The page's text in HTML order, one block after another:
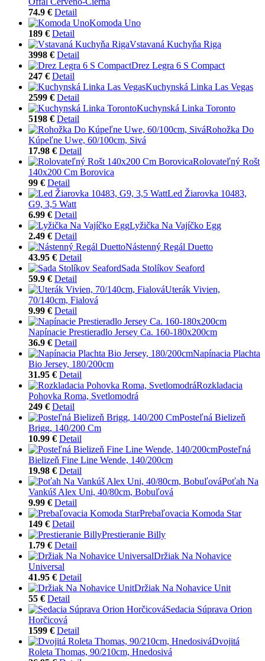
74.9 € Detail
Komoda Uno
189 € Detail
Vstavaná Kuchyňa Riga
3998 € Detail
Drez Legra 6 S Compact
247 € Detail
Kuchynská Linka Las Vegas
2599 € Detail
Kuchynská Linka Toronto
5198 € Detail
Rohožka Do
Kúpeľne Uwe, 60/100cm, Sivá
17.98 € Detail
Rolovateľný Rošt
140x200 Cm Borovica
99 € Detail
Led Žiarovka 10483,
G9, 3,5 Watt
6.99 € Detail
Lyžička Na Vajíčko Egg
2.49 € Detail
Nástenný Regál Duetto
43.95 € Detail
Sada Stolíkov Seaford
59.9 € Detail
Uterák Vivien,
70/140cm, Fialová
9.99 € Detail
Napínacie Prestieradlo Jersey Ca. 160-180x200cm
36.9 € Detail
Napínacia Plachta
Bio Jersey, 180/200cm
31.95 € Detail
Rozkladacia
Pohovka Roma, Svetlomodrá
249 € Detail
Posteľná Bielizeň
Brigg, 140/200 Cm
10.99 € Detail
Posteľná
Bielizeň Fine Line Wende, 140/200cm
19.98 € Detail
Poťah Na
Vankúš Alex Uni, 40/80cm, Bobuľová
9.99 € Detail
Prebaľovacia Komoda Star
149 € Detail
Prestieranie Billy
1.79 € Detail
Držiak Na Nohavice
Universal
41.95 € Detail
Držiak Na Nohavice Unit
55 € Detail
Sedacia Súprava Orion
Horčicová
1599 € Detail
Dvojitá
Roleta Thomas, 90/210cm, Hnedosivá